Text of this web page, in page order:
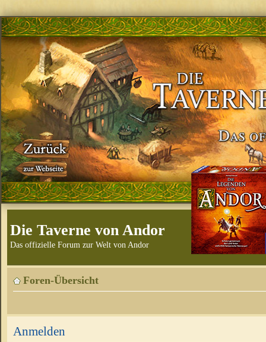
Die Taverne von Andor
Das offizielle Forum zur Welt von Andor
Foren-Übersicht
Anmelden